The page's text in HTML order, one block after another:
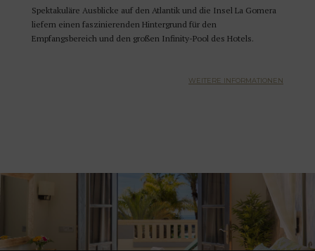
Spektakuläre Ausblicke auf den Atlantik und die Insel La Gomera
liefern einen faszinierenden Hintergrund für den
Empfangsbereich und den großen Infinity-Pool des Hotels.
WEITERE INFORMATIONEN